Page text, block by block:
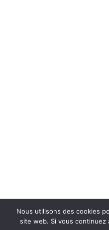
Nous utilisons des cookies
site web. Si vous